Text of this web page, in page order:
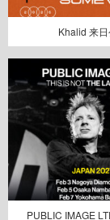
Khalid 来
PUBLIC IMAGE